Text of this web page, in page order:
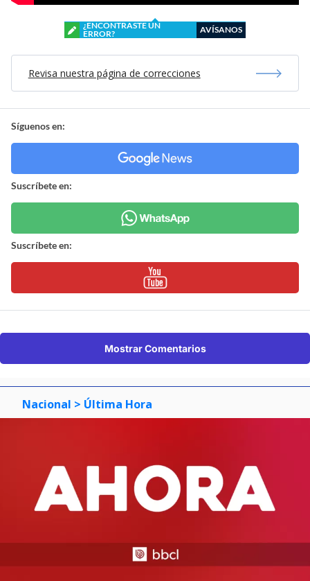
¿ENCONTRASTE UN
ERROR?
AVÍSANOS
Revisa nuestra página de correcciones
Síguenos en:
Suscríbete en:
Suscríbete en:
Mostrar Comentarios
Nacional > Última Hora